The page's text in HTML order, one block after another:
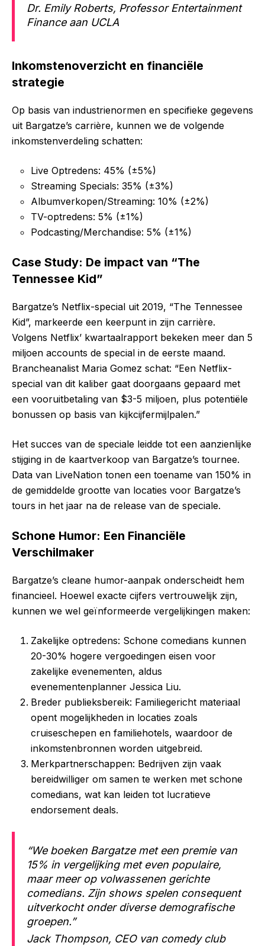
Dr. Emily Roberts, Professor Entertainment
Finance aan UCLA
Inkomstenoverzicht en financiële
strategie
Op basis van industrienormen en specifieke gegevens
uit Bargatze’s carrière, kunnen we de volgende
inkomstenverdeling schatten:
Live Optredens: 45% (±5%)
Streaming Specials: 35% (±3%)
Albumverkopen/Streaming: 10% (±2%)
TV-optredens: 5% (±1%)
Podcasting/Merchandise: 5% (±1%)
Case Study: De impact van “The
Tennessee Kid”
Bargatze’s Netflix-special uit 2019, “The Tennessee
Kid”, markeerde een keerpunt in zijn carrière.
Volgens Netflix’ kwartaalrapport bekeken meer dan 5
miljoen accounts de special in de eerste maand.
Brancheanalist Maria Gomez schat: “Een Netflix-
special van dit kaliber gaat doorgaans gepaard met
een vooruitbetaling van $3-5 miljoen, plus potentiële
bonussen op basis van kijkcijfermijlpalen.”
Het succes van de speciale leidde tot een aanzienlijke
stijging in de kaartverkoop van Bargatze’s tournee.
Data van LiveNation tonen een toename van 150% in
de gemiddelde grootte van locaties voor Bargatze’s
tours in het jaar na de release van de speciale.
Schone Humor: Een Financiële
Verschilmaker
Bargatze’s cleane humor-aanpak onderscheidt hem
financieel. Hoewel exacte cijfers vertrouwelijk zijn,
kunnen we wel geïnformeerde vergelijkingen maken:
Zakelijke optredens: Schone comedians kunnen
20-30% hogere vergoedingen eisen voor
zakelijke evenementen, aldus
evenementenplanner Jessica Liu.
Breder publieksbereik: Familiegericht materiaal
opent mogelijkheden in locaties zoals
cruiseschepen en familiehotels, waardoor de
inkomstenbronnen worden uitgebreid.
Merkpartnerschappen: Bedrijven zijn vaak
bereidwilliger om samen te werken met schone
comedians, wat kan leiden tot lucratieve
endorsement deals.
“We boeken Bargatze met een premie van
15% in vergelijking met even populaire,
maar meer op volwassenen gerichte
comedians. Zijn shows spelen consequent
uitverkocht onder diverse demografische
groepen.”
Jack Thompson, CEO van comedy club